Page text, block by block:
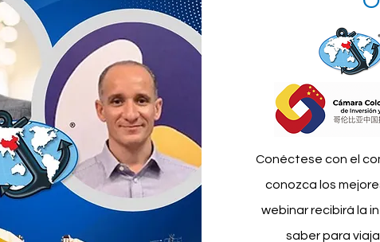
Conéctese con el
conozca los
webinar recibirá la
saber para